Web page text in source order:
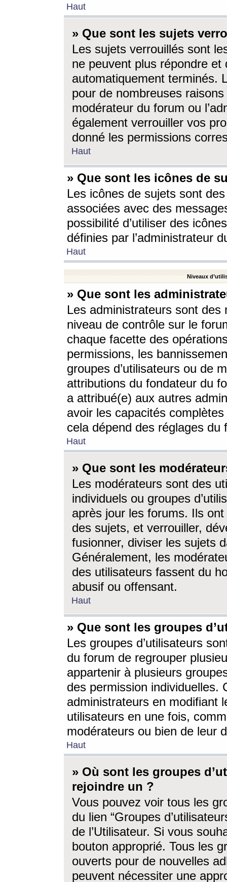
Haut
» Que sont les sujets
Les sujets verrouillés sont
ne peuvent plus répondre
automatiquement terminés.
pour de nombreuses
modérateur du forum ou
également verrouiller vos
donné les permissions
Haut
» Que sont les icônes de
Les icônes de sujets sont
associées avec des
possibilité d’utiliser des
définies par l’administrateur
Haut
Niveaux
» Que sont les
Les administrateurs sont
niveau de contrôle sur le
chaque facette des
permissions, les
groupes d’utilisateurs ou de
attributions du fondateur du
a attribué(e) aux autres
avoir les capacités
cela dépend des réglages du
Haut
» Que sont les
Les modérateurs sont des
individuels ou groupes
après jour les forums. Ils ont
des sujets, et verrouiller,
fusionner, diviser les sujets
Généralement, les
des utilisateurs fassent du
abusif ou offensant.
Haut
» Que sont les groupes
Les groupes d’utilisateurs
du forum de regrouper
appartenir à plusieurs
des permission individuelles.
administrateurs en modifiant
utilisateurs en une fois,
modérateurs ou bien de leur
Haut
» Où sont les groupes
rejoindre un ?
Vous pouvez voir tous les
du lien “Groupes
de l’Utilisateur. Si vous
bouton approprié. Tous les
ouverts pour de nouvelles
peuvent nécessiter une